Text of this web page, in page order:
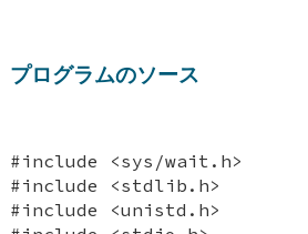
プログラムのソース
#include <sys/wait.h>
#include <stdlib.h>
#include <unistd.h>